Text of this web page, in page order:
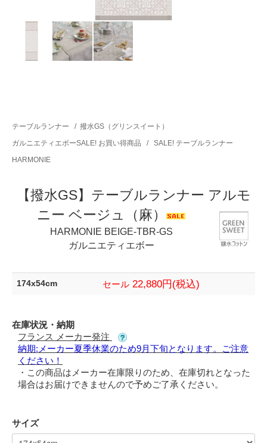
テーブルランナー / 撥水GS（グリンスイート）
ガルニエティエボーSALE! お買い得商品
/ SALE! テーブルランナー
HARMONIE
【撥水GS】テーブルランナー アルモ
ニー ベージュ（麻）
HARMONIE BEIGE-TBR-GS
ガルニエティエボー
174x54cm セール 22,880円(税込)
在庫状況・納期
フランス メーカー発注
納期:メーカー夏季休業のため9月下旬となります。ご注意
ください！
・この商品はメーカー在庫限りのため、在庫切れとなった
場合はお届けできませんので予めご了承ください。
サイズ